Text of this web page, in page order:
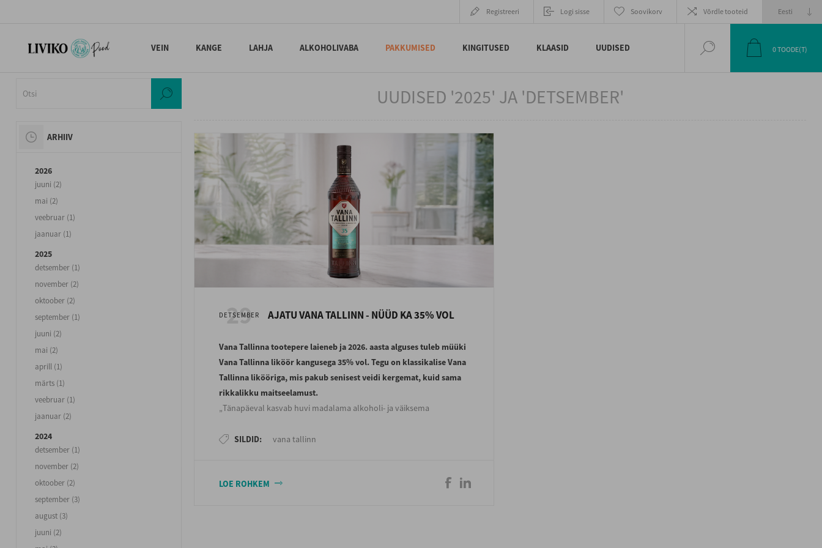
Registreeri Logi sisse Soovikorv Võrdle tooteid
VEIN KANGE LAHJA ALKOHOLIVABA PAKKUMISED KINGITUSED KLAASID UUDISED 0TOODE(T)
UUDISED '2025' JA 'DETSEMBER'
29
DETSEMBER AJATU VANA TALLINN - NÜÜD KA 35% VOL
Vana Tallinna tootepere laieneb ja 2026. aasta alguses tuleb müüki
Vana Tallinna liköör kangusega 35% vol. Tegu on klassikalise Vana
Tallinna likööriga, mis pakub senisest veidi kergemat, kuid sama
rikkalikku maitseelamust.
„Tänapäeval kasvab huvi madalama alkoholi- ja väiksema
on maitses tunda õige pisut vähem teravust ja magusust. Likööri
alkoholi on joogis vähem, siis tõusevad soojad vürtsid ja tsitrus
SILDID: vana tallinn
LOE ROHKEM
ARHIIV
2026
juuni (2)
mai (2)
veebruar (1)
jaanuar (1)
2025
detsember (1)
november (2)
oktoober (2)
september (1)
juuni (2)
mai (2)
aprill (1)
märts (1)
veebruar (1)
jaanuar (2)
2024
detsember (1)
november (2)
oktoober (2)
september (3)
august (3)
juuni (2)